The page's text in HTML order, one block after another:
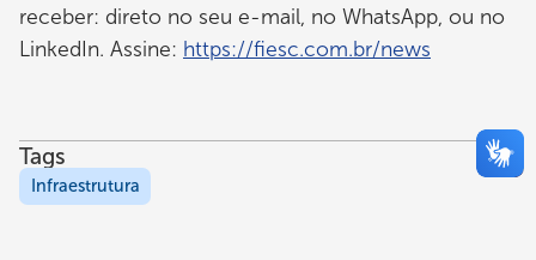
receber: direto no seu e-mail, no WhatsApp, ou no
LinkedIn. Assine: https://fiesc.com.br/news
Tags
Infraestrutura